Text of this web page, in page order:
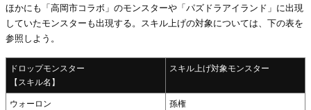
ほかにも「高岡市コラボ」のモンスターや「パズドラアイランド」に出現
していたモンスターも出現する。スキル上げの対象については、下の表を
参照しよう。
ドロップモンスター
【スキル名】
スキル上げ対象モンスター
ウォーロン
孫権